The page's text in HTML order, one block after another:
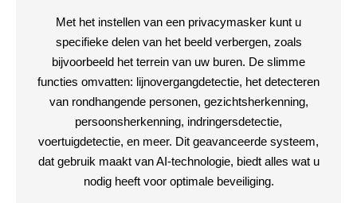
Met het instellen van een privacymasker kunt u
specifieke delen van het beeld verbergen, zoals
bijvoorbeeld het terrein van uw buren. De slimme
functies omvatten: lijnovergangdetectie, het detecteren
van rondhangende personen, gezichtsherkenning,
persoonsherkenning, indringersdetectie,
voertuigdetectie, en meer. Dit geavanceerde systeem,
dat gebruik maakt van AI-technologie, biedt alles wat u
nodig heeft voor optimale beveiliging.